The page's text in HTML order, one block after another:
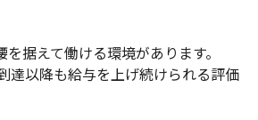
据えて働ける環境があります。
達以降も給与を上げ続けられる評価